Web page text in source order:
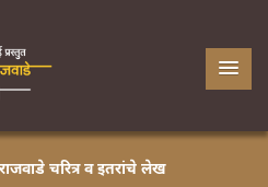
राजवाडे चरित्र व इतरांचे लेख